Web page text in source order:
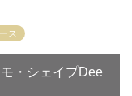
ス
・シェイプDee